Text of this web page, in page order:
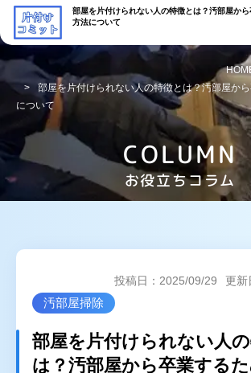
部屋を片付けられない人の特徴とは？汚部屋か
方法について
初めての方へ ご依頼の
会社概要
スタッフ
採用情報 よくある
お役立ちコラム
サービス案内
部屋を片付けられない人の特徴とは？汚部屋か
について
COLUMN
お役立ちコラム
汚部屋掃除
投稿日：2025/09/29 更新
部屋を片付けられない人
は？汚部屋から卒業する